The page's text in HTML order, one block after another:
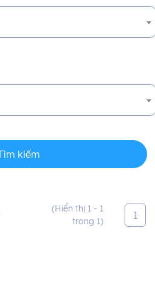
kiếm
(Hiển thị 1 - 1
trong 1)
1